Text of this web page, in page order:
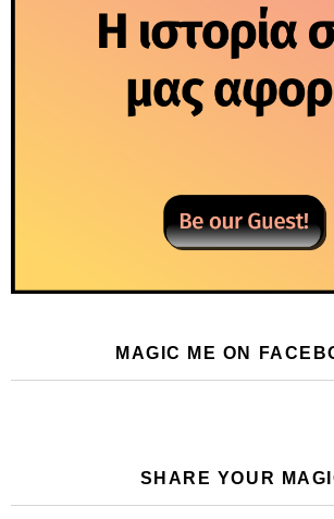
MAGIC ME ON
SHARE YOUR